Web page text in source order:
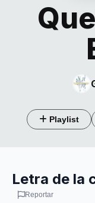
Playlist
Letra de la
Reportar